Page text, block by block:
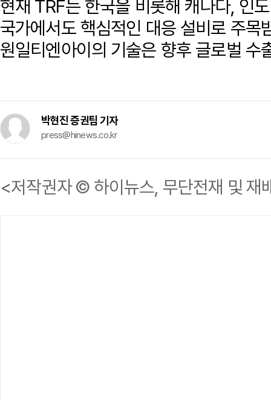
현재 TRF는 한국을 비롯해 캐나다, 인
국가에서도 핵심적인 대응 설비로 주목
원일티엔아이의 기술은 향후 글로벌 수
박현진 증권팀 기자
press@hinews.co.kr
<저작권자 © 하이뉴스, 무단전재 및 재